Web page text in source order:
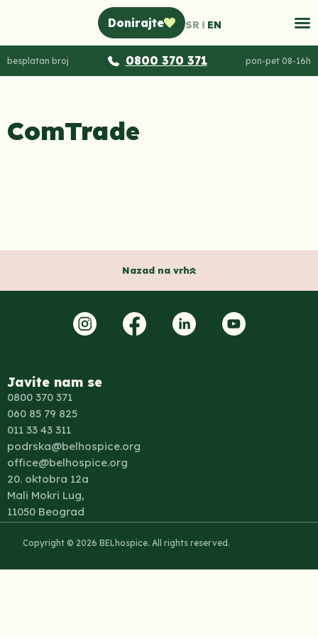
Donirajte SR EN
besplatan broj 0800 370 371 pon-pet 08-16h
ComTrade
Nazad na vrh
Javite nam se
0800 370 371
060 85 79 825
011 33 43 311
podrska@belhospice.org
office@belhospice.org
20. oktobra 12a
Mali Mokri Lug,
11050 Beograd
Copyright © 2026 BELhospice. All rights reserved.